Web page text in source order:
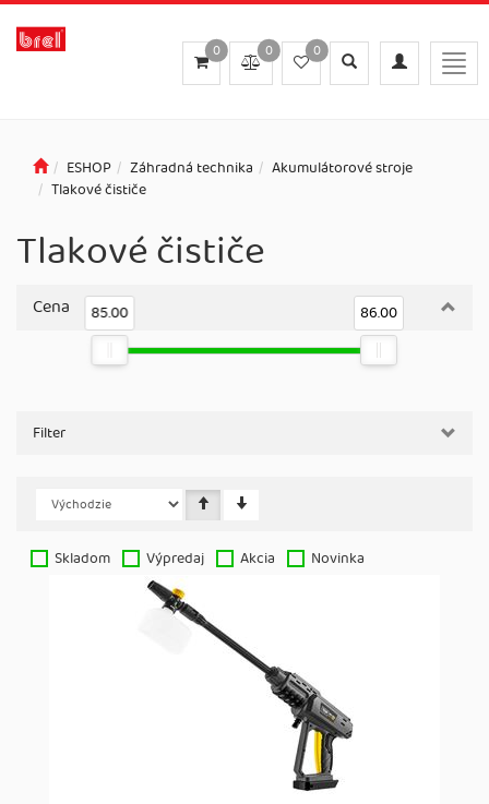
Toggle
navigation
Toggle
search
0
0
0
ESHOP Záhradná technika
Akumulátorové stroje
Tlakové čističe
Tlakové čističe
Cena 85.00 86.00
Filter
Skladom Výpredaj Akcia Novinka